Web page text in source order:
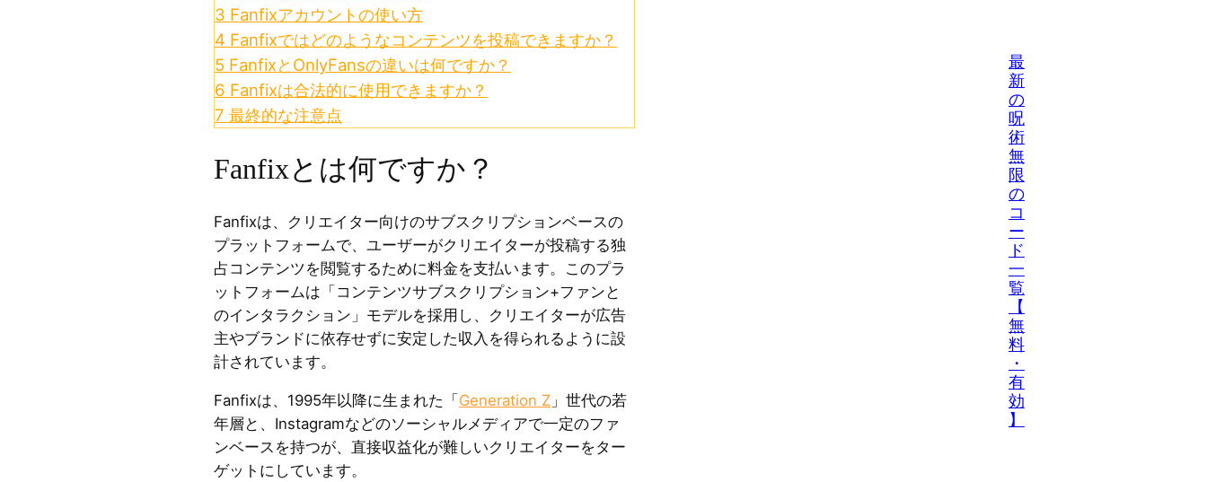
3 Fanfixアカウントの使い方
4 Fanfixではどのようなコンテンツを投稿できますか？
5 FanfixとOnlyFansの違いは何ですか？
6 Fanfixは合法的に使用できますか？
7 最終的な注意点
Fanfixとは何ですか？
Fanfixは、クリエイター向けのサブスクリプションベースの
プラットフォームで、ユーザーがクリエイターが投稿する独
占コンテンツを閲覧するために料金を支払います。このプラ
ットフォームは「コンテンツサブスクリプション+ファンと
のインタラクション」モデルを採用し、クリエイターが広告
主やブランドに依存せずに安定した収入を得られるように設
計されています。
Fanfixは、1995年以降に生まれた「Generation Z 」世代の若
年層と、Instagramなどのソーシャルメディアで一定のファ
ンベースを持つが、直接収益化が難しいクリエイターをター
ゲットにしています。
最
新
の
呪
術
無
限
の
コ
ー
ド
一
覧
【
無
料
・
有
効
】